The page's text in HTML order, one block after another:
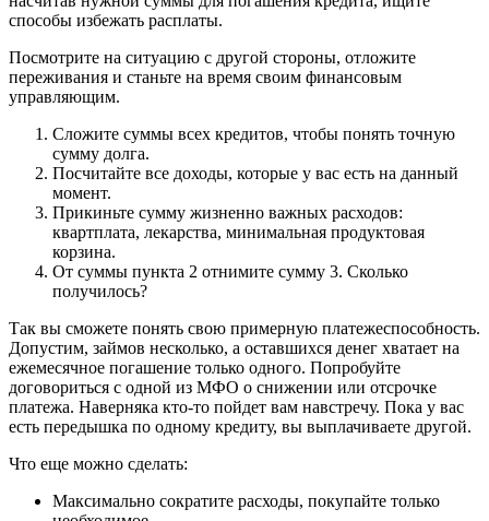
способы избежать расплаты.
Посмотрите на ситуацию с другой стороны, отложите
переживания и станьте на время своим финансовым
управляющим.
Сложите суммы всех кредитов, чтобы понять точную
сумму долга.
Посчитайте все доходы, которые у вас есть на данный
момент.
Прикиньте сумму жизненно важных расходов:
квартплата, лекарства, минимальная продуктовая
корзина.
От суммы пункта 2 отнимите сумму 3. Сколько
получилось?
Так вы сможете понять свою примерную платежеспособность.
Допустим, займов несколько, а оставшихся денег хватает на
ежемесячное погашение только одного. Попробуйте
договориться с одной из МФО о снижении или отсрочке
платежа. Наверняка кто-то пойдет вам навстречу. Пока у вас
есть передышка по одному кредиту, вы выплачиваете другой.
Что еще можно сделать:
Максимально сократите расходы, покупайте только